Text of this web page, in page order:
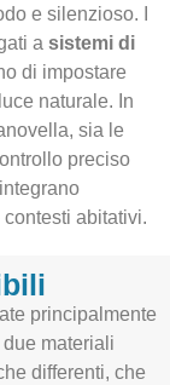
e silenzioso. I
a sistemi di
di impostare
naturale. In
sia le
preciso
abitativi.
principalmente
due materiali
differenti, che